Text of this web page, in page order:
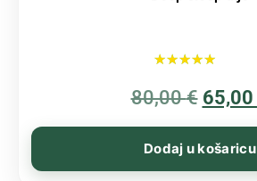
5.00
od 5
80,00€ 65,00
Dodaj u košaricu